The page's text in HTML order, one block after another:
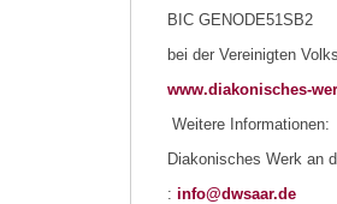
BIC GENODE51SB2
bei der Vereinigten
www.diakonisches-
Weitere Informationen:
Diakonisches Werk an
: info@dwsaar.de